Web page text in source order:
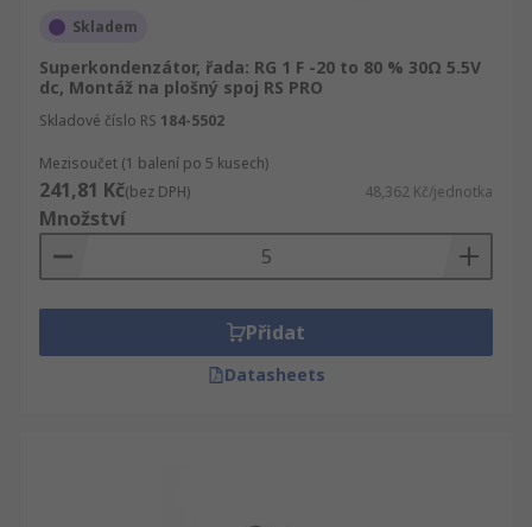
Skladem
Superkondenzátor, řada: RG 1 F -20 to 80 % 30Ω 5.5V
dc, Montáž na plošný spoj RS PRO
Skladové číslo RS 184-5502
Mezisoučet (1 balení po 5 kusech)
241,81 Kč(bez DPH) 48,362 Kč/jednotka
Množství
Přidat
Datasheets